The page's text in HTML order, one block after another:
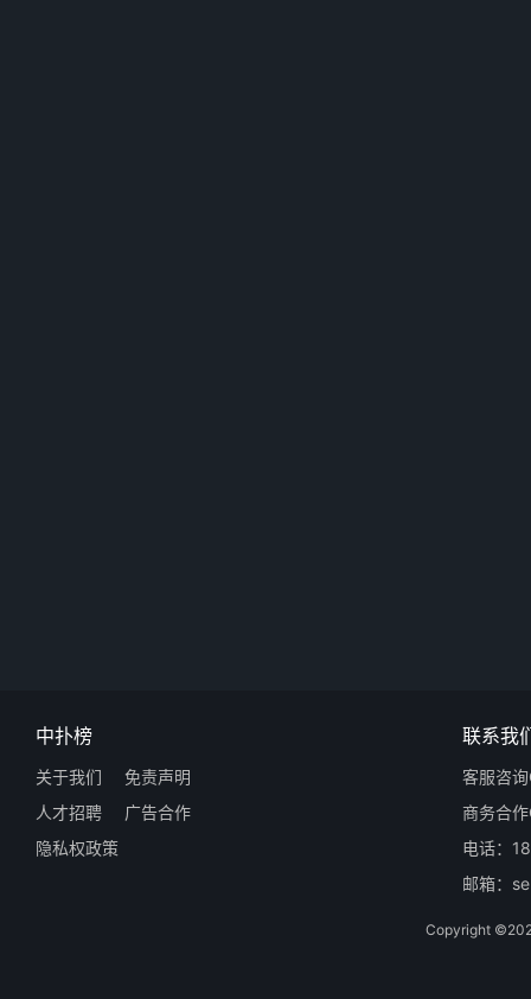
中扑榜
关于我们
免责声明
人才招聘
广告合作
隐私权政策
联系我
客服咨
商务合
电话：
邮箱：
Copyright